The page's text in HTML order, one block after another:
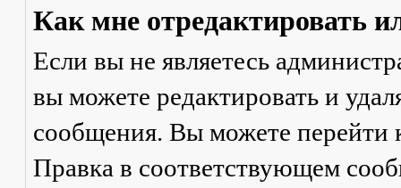
Как мне отредактировать
Если вы не являетесь
вы можете редактировать и
сообщения. Вы можете перейти
Правка в соответствующем